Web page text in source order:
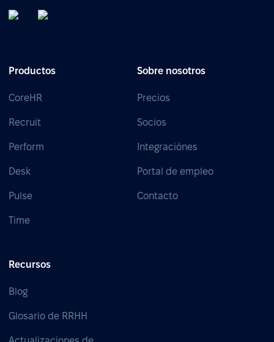
Productos
CoreHR
Recruit
Perform
Desk
Pulse
Time
Sobre nosotros
Precios
Socios
Integraciónes
Portal de empleo
Contacto
Recursos
Blog
Glosario de RRHH